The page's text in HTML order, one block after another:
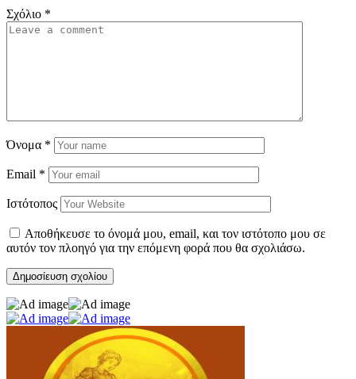
Σχόλιο *
Όνομα *
Email *
Ιστότοπος
Αποθήκευσε το όνομά μου, email, και τον ιστότοπο μου σε
αυτόν τον πλοηγό για την επόμενη φορά που θα σχολιάσω.